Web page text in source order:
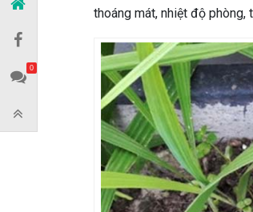
thoáng mát, nhiệt độ
0